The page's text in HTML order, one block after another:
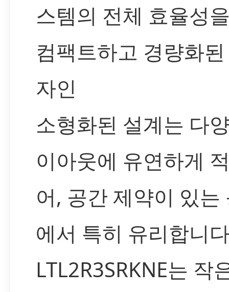
스템의 전체 효율성
컴팩트하고 경량화
자인
소형화된 설계는 다
이아웃에 유연하게
어, 공간 제약이 있는
에서 특히 유리합니
LTL2R3SRKNE는 작